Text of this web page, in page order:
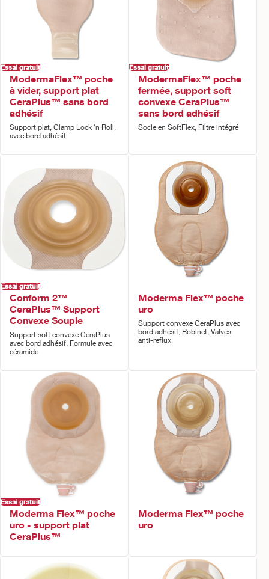
Essai gratuit
ModermaFlex™ poche
à vider, support plat
CeraPlus™ sans bord
adhésif
Support plat, Clamp Lock 'n Roll,
avec bord adhésif
Essai gratuit
ModermaFlex™ poche
fermée, support soft
convexe CeraPlus™
sans bord adhésif
Socle en SoftFlex, Filtre intégré
Essai gratuit
Conform 2™
CeraPlus™ Support
Convexe Souple
Support soft convexe CeraPlus
avec bord adhésif, Formule avec
céramide
Moderma Flex™ poche
uro
Support convexe CeraPlus avec
bord adhésif, Robinet, Valves
anti-reflux
Essai gratuit
Moderma Flex™ poche
uro - support plat
CeraPlus™
Moderma Flex™ poche
uro